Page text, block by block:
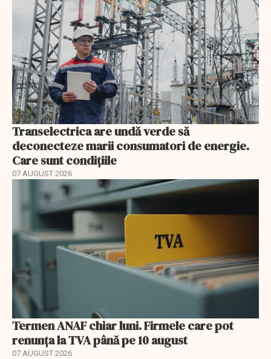
Transelectrica are undă verde să
deconecteze marii consumatori de energie.
Care sunt condițiile
07 AUGUST 2026
Termen ANAF chiar luni. Firmele care pot
renunța la TVA până pe 10 august
07 AUGUST 2026